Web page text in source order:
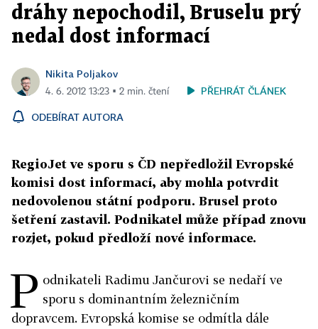
dráhy nepochodil, Bruselu prý
nedal dost informací
Nikita Poljakov
4. 6. 2012 13:23 ▪ 2 min. čtení PŘEHRÁT ČLÁNEK
ODEBÍRAT AUTORA
RegioJet ve sporu s ČD nepředložil Evropské
komisi dost informací, aby mohla potvrdit
nedovolenou státní podporu. Brusel proto
šetření zastavil. Podnikatel může případ znovu
rozjet, pokud předloží nové informace.
P odnikateli Radimu Jančurovi se nedaří ve
sporu s dominantním železničním
dopravcem. Evropská komise se odmítla dále